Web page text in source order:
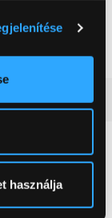
konkrét
a
használja
Ft